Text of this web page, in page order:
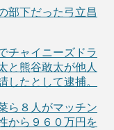
部下だった弓立昌
チャイニーズドラ
と熊谷敢太が他人
したとして逮捕。
ら８人がマッチン
から９６０万円を